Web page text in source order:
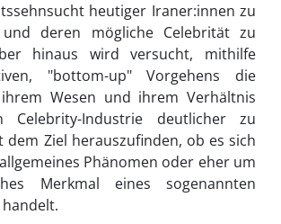
heutiger Iraner:innen zu
und deren mögliche Celebrität zu
hinaus wird versucht, mithilfe
"bottom-up" Vorgehens die
Wesen und ihrem Verhältnis
Celebrity-Industrie deutlicher zu
dem Ziel herauszufinden, ob es sich
Phänomen oder eher um
Merkmal eines sogenannten